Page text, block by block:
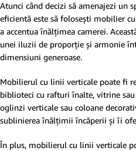
Atunci când decizi să amenajezi un
eficientă este să folosești mobilier
a accentua înălțimea camerei.
unei iluzii de proporție și armonie
dimensiuni generoase.
Mobilierul cu linii verticale poate fi
biblioteci cu rafturi înalte, vitrine
oglinzi verticale sau coloane
sublinierea înălțimii încăperii și îi
În plus, mobilierul cu linii verticale